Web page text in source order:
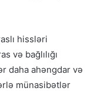
hissləri
və bağlılığı
daha ahəngdar və
münasibətlər